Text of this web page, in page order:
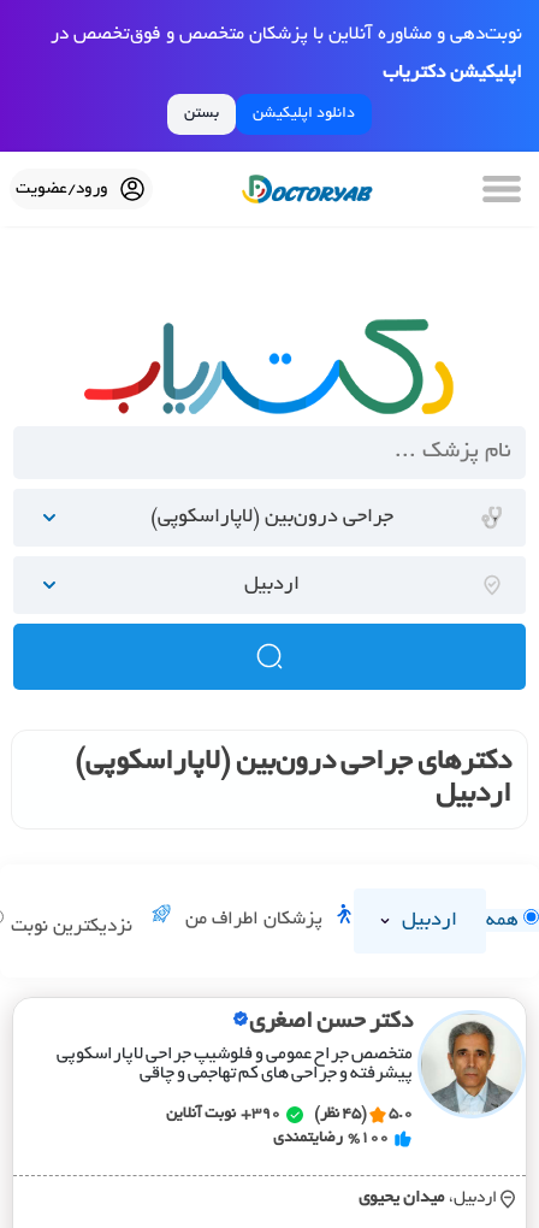
نوبت‌دهی و مشاوره آنلاین با پزشکان متخصص و فوق‌تخصص در
اپلیکیشن دکتریاب
دانلود اپلیکیشن بستن
ورود/عضویت
جراحی درون‌بین (لاپاراسکوپی)
اردبیل
دکترهای جراحی درون‌بین (لاپاراسکوپی)
اردبیل
همه اردبیل پزشکان اطراف من نزدیکترین نوبت
دکتر حسن اصغری
متخصص جراح عمومی و فلوشیپ جراحی لاپاراسکوپی
پیشرفته و جراحی های کم تهاجمی و چاقی
5.0 (45 نظر) 390+
نوبت آنلاین
%100 رضایتمندی
اردبیل، ميدان يحيوي